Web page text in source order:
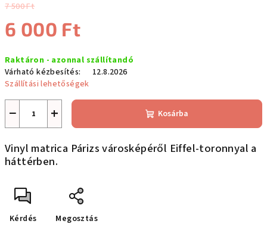
7 500 Ft
6 000 Ft
Raktáron - azonnal szállítandó
Várható kézbesítés:
12.8.2026
Szállítási lehetőségek
+
− Kosárba
Vinyl matrica Párizs városképéről Eiffel-toronnyal a
háttérben.
Kérdés Megosztás